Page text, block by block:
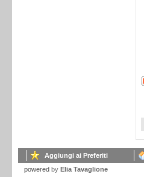
Aggiungi ai Preferiti
powered by Elia Tavaglione